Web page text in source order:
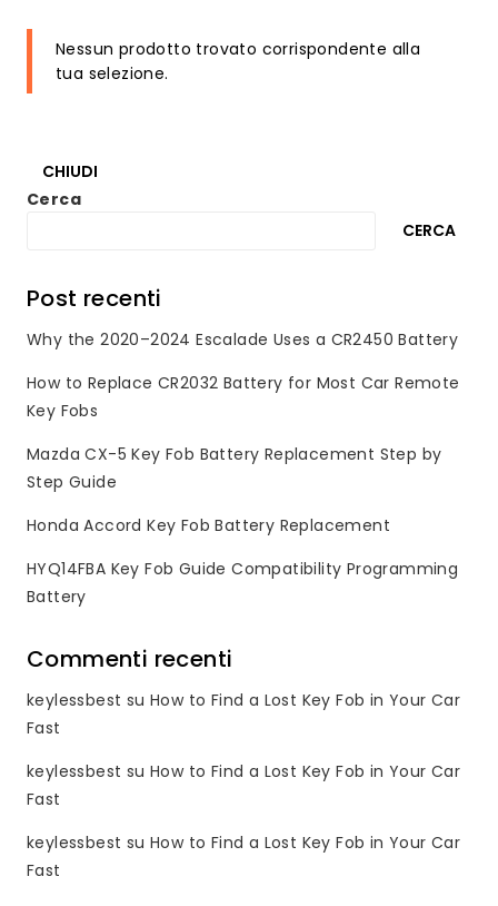
Nessun prodotto trovato corrispondente alla
tua selezione.
CHIUDI
Cerca
CERCA
Post recenti
Why the 2020–2024 Escalade Uses a CR2450 Battery
How to Replace CR2032 Battery for Most Car Remote
Key Fobs
Mazda CX-5 Key Fob Battery Replacement Step by
Step Guide
Honda Accord Key Fob Battery Replacement
HYQ14FBA Key Fob Guide Compatibility Programming
Battery
Commenti recenti
keylessbest suHow to Find a Lost Key Fob in Your Car
Fast
keylessbest suHow to Find a Lost Key Fob in Your Car
Fast
keylessbest suHow to Find a Lost Key Fob in Your Car
Fast